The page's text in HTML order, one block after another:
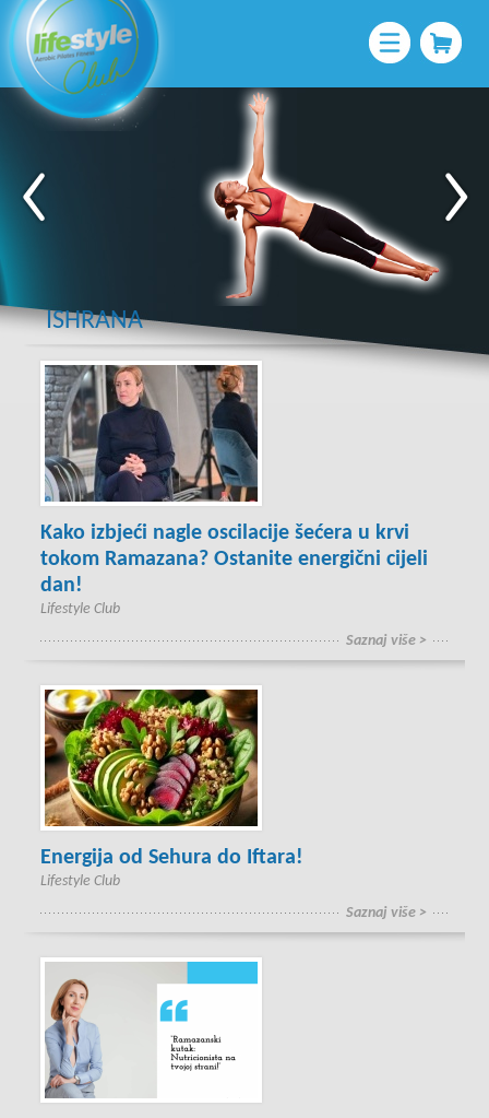
ISHRANA
Kako izbjeći nagle oscilacije šećera u krvi
tokom Ramazana? Ostanite energični cijeli
dan!
Lifestyle Club
Saznaj više >
Energija od Sehura do Iftara!
Lifestyle Club
Saznaj više >